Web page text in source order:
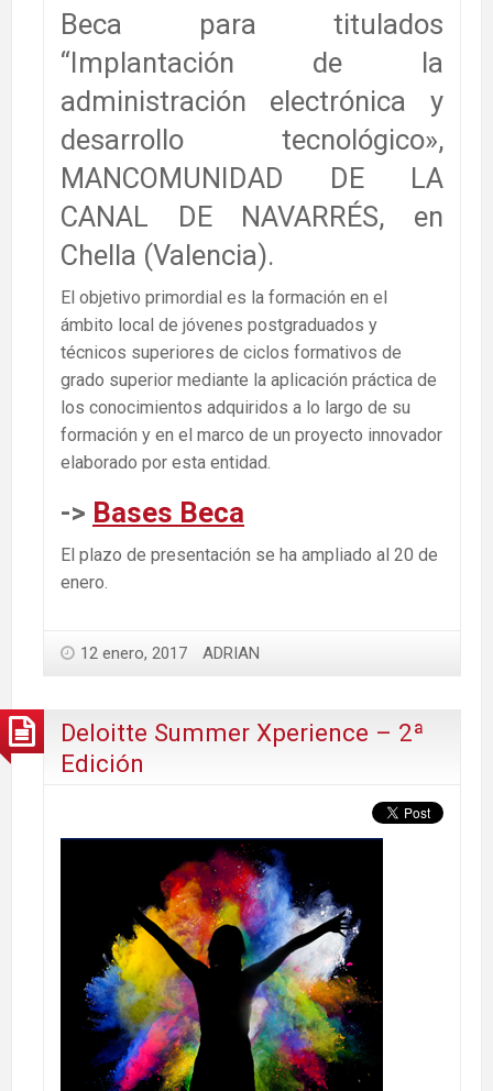
Beca para titulados
“Implantación de la
administración electrónica y
desarrollo tecnológico»,
MANCOMUNIDAD DE LA
CANAL DE NAVARRÉS, en
Chella (Valencia).
El objetivo primordial es la formación en el
ámbito local de jóvenes postgraduados y
técnicos superiores de ciclos formativos de
grado superior mediante la aplicación práctica de
los conocimientos adquiridos a lo largo de su
formación y en el marco de un proyecto innovador
elaborado por esta entidad.
-> Bases Beca
El plazo de presentación se ha ampliado al 20 de
enero.
12 enero, 2017 ADRIAN
Deloitte Summer Xperience – 2ª
Edición